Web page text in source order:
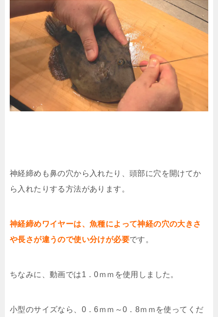
神経締めも鼻の穴から入れたり、頭部に穴を開けてか
ら入れたりする方法があります。
神経締めワイヤーは、魚種によって神経の穴の大きさ
や長さが違うので使い分けが必要です。
ちなみに、動画では1．0ｍｍを使用しました。
小型のサイズなら、0．6ｍｍ～0．8ｍｍを使ってくだ